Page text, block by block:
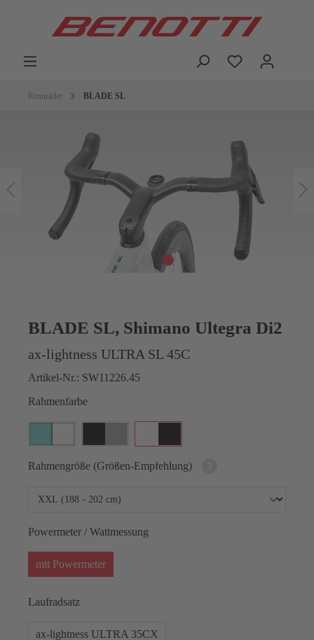
Rennräder BLADE SL
BLADE SL, Shimano Ultegra Di2
ax-lightness ULTRA SL 45C
Artikel-Nr.: SW11226.45
Rahmenfarbe
Rahmengröße (Größen-Empfehlung)
Powermeter / Wattmessung
mit Powermeter
Laufradsatz
ax-lightness ULTRA 35CX